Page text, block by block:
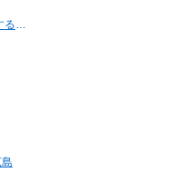
仮面を脱ぎ、仕組みで「自傷的労働」を解毒する。 ｜頑張ってるのに苦しい人へ